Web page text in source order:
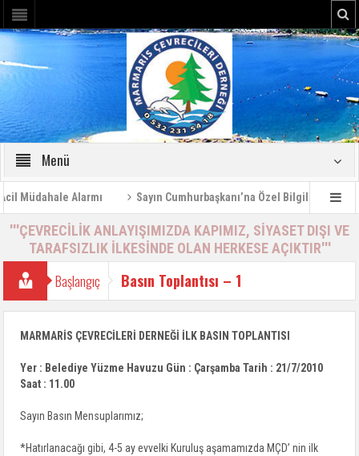
Menü
Alarmı Sayın Cumhurbaşkanı’na Özel Bilgilendirme
'''ÇEVRECİLİK ANLAYIŞIMIZDA KAPIMIZ, SİYASET DIŞI VE
TARAFSIZLIK İLKESİNDE OLAN HERKESE AÇIKTIR'''
Başlangıç Basın Toplantısı – 1
MARMARİS ÇEVRECİLERİ DERNEĞİ İLK BASIN TOPLANTISI
Yer : Belediye Yüzme Havuzu Gün : Çarşamba Tarih : 21/7/2010
Saat : 11.00
Sayın Basın Mensuplarımız;
*Hatırlanacağı gibi, 4-5 ay evvelki Kuruluş aşamamızda MÇD’ nin ilk